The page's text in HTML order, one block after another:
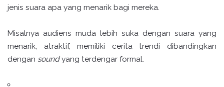
jenis suara apa yang menarik bagi mereka.
Misalnya audiens muda lebih suka dengan suara yang
menarik, atraktif, memiliki cerita trendi dibandingkan
dengan soundyang terdengar formal.